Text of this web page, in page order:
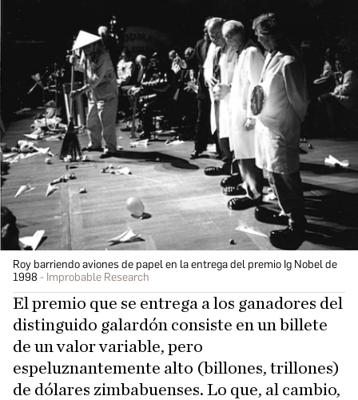
Roy barriendo aviones de papel en la entrega del premio Ig Nobel de
1998
Improbable Research
El premio que se entrega a los ganadores del
distinguido galardón consiste en un billete
de un valor variable, pero
espeluznantemente alto (billones, trillones)
de dólares zimbabuenses. Lo que, al cambio,